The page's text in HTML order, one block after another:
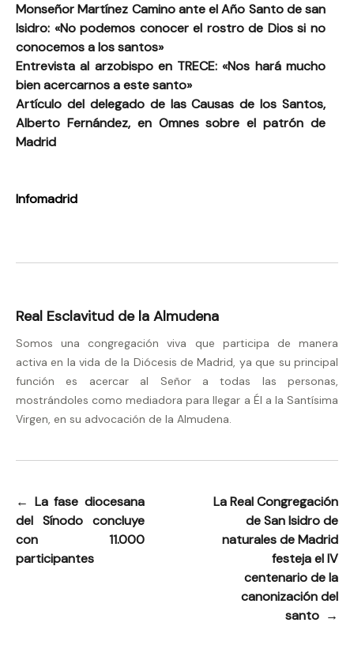
Monseñor Martínez Camino ante el Año Santo de san
Isidro: «No podemos conocer el rostro de Dios si no
conocemos a los santos»
Entrevista al arzobispo en TRECE: «Nos hará mucho
bien acercarnos a este santo»
Artículo del delegado de las Causas de los Santos,
Alberto Fernández, en Omnes sobre el patrón de
Madrid
Infomadrid
Real Esclavitud de la Almudena
Somos una congregación viva que participa de manera
activa en la vida de la Diócesis de Madrid, ya que su principal
función es acercar al Señor a todas las personas,
mostrándoles como mediadora para llegar a Él a la Santísima
Virgen, en su advocación de la Almudena.
Navegación
de
entradas
← La fase diocesana
del Sínodo concluye
con 11.000
participantes
La Real Congregación
de San Isidro de
naturales de Madrid
festeja el IV
centenario de la
canonización del
santo →